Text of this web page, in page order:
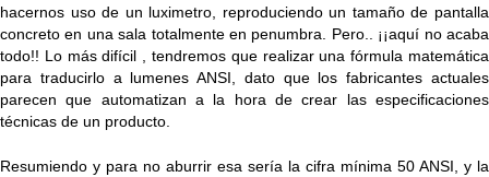
hacernos uso de un luximetro, reproduciendo un tamaño de pantalla
concreto en una sala totalmente en penumbra. Pero.. ¡¡aquí no acaba
todo!! Lo más difícil , tendremos que realizar una fórmula matemática
para traducirlo a lumenes ANSI, dato que los fabricantes actuales
parecen que automatizan a la hora de crear las especificaciones
técnicas de un producto.
Resumiendo y para no aburrir esa sería la cifra mínima 50 ANSI, y la